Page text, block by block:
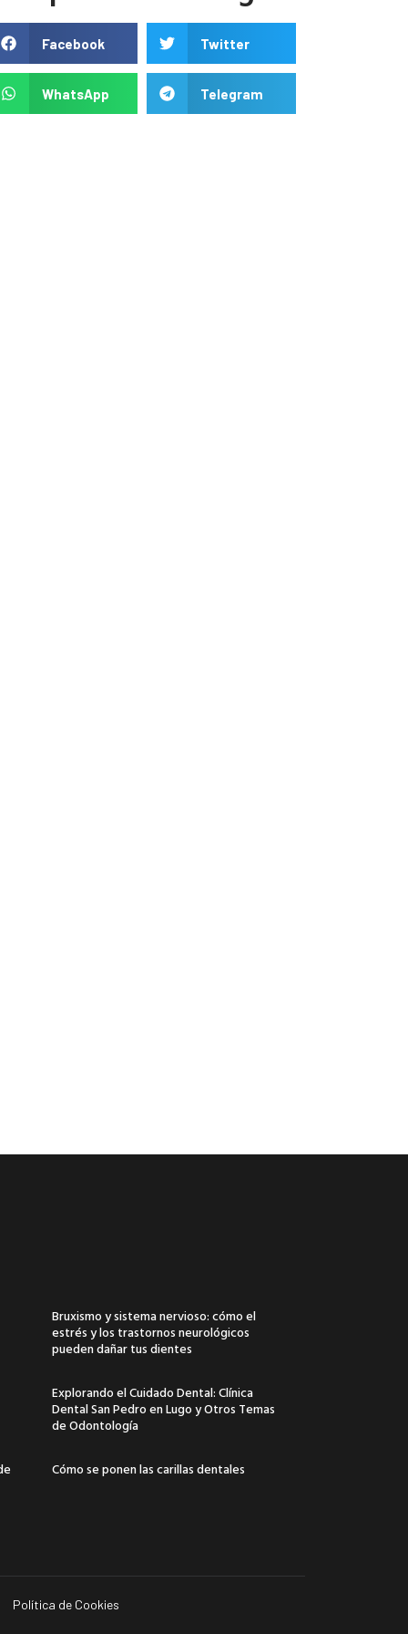
Facebook Twitter
WhatsApp Telegram
Bruxismo y sistema nervioso: cómo el
estrés y los trastornos neurológicos
pueden dañar tus dientes
Explorando el Cuidado Dental: Clínica
Dental San Pedro en Lugo y Otros Temas
de Odontología
Cómo se ponen las carillas dentales
Política de Cookies